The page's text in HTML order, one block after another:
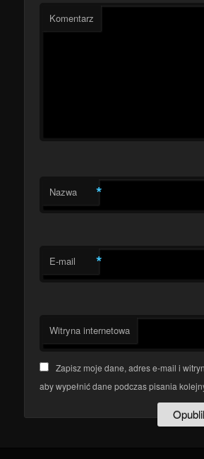
Komentarz
Nazwa *
E-mail *
Witryna internetowa
Zapisz moje dane, adres e-mail i
aby wypełnić dane podczas pisania